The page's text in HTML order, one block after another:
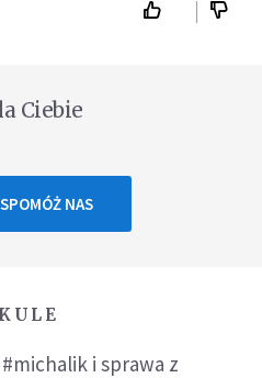
Ciebie
NAS
#michalik i sprawa z